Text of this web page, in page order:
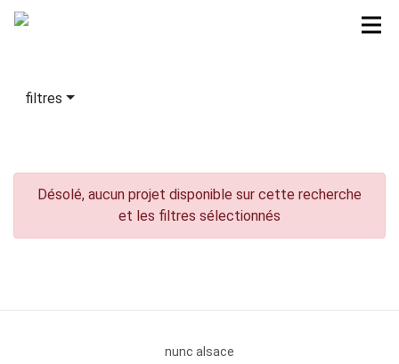
filtres
Désolé, aucun projet disponible sur cette recherche
et les filtres sélectionnés
nunc alsace